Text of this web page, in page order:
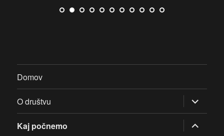
Domov
O društvu razširi
pod-
meni
Kaj počnemo
razširi
pod-